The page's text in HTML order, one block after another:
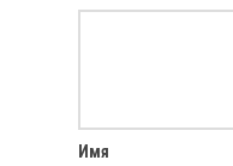
Имя